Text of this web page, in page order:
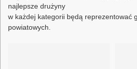
najlepsze drużyny
w każdej kategorii będą reprezentować
powiatowych.